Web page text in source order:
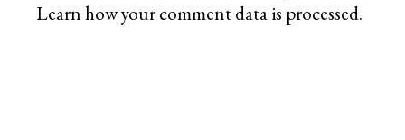
Learn how your comment data is processed.